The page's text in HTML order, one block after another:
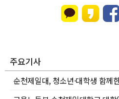
주요기사
순천제일대, 청소년·대학생 함께